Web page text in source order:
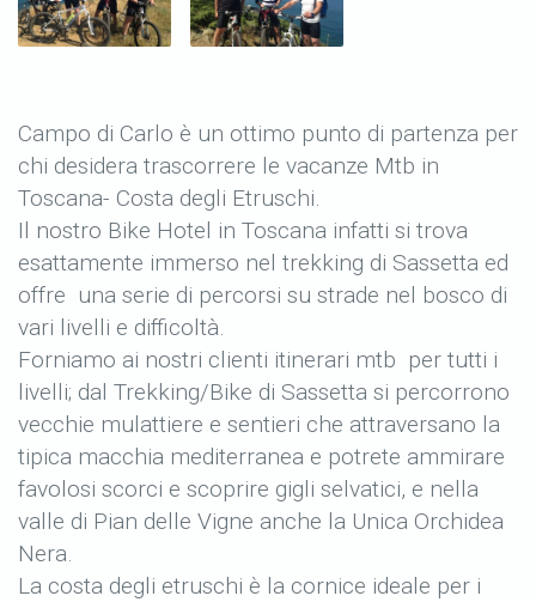
Campo di Carlo è un ottimo punto di partenza per
chi desidera trascorrere le vacanze Mtb in
Toscana- Costa degli Etruschi.
Il nostro Bike Hotel in Toscana infatti si trova
esattamente immerso nel trekking di Sassetta ed
offre una serie di percorsi su strade nel bosco di
vari livelli e difficoltà.
Forniamo ai nostri clienti itinerari mtb per tutti i
livelli; dal Trekking/Bike di Sassetta si percorrono
vecchie mulattiere e sentieri che attraversano la
tipica macchia mediterranea e potrete ammirare
favolosi scorci e scoprire gigli selvatici, e nella
valle di Pian delle Vigne anche la Unica Orchidea
Nera.
La costa degli etruschi è la cornice ideale per i